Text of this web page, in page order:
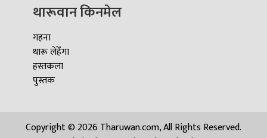
थारूवान किनमेल
गहना
थारू लेहेँगा
हस्तकला
पुस्तक
Copyright © 2026 Tharuwan.com, All Rights Reserved.